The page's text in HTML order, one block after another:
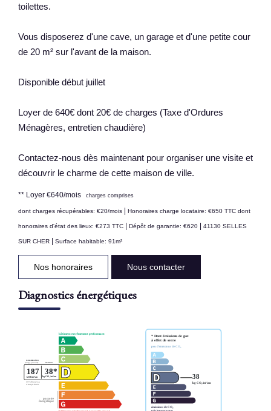
toilettes.
Vous disposerez d'une cave, un garage et d'une petite cour
de 20 m² sur l'avant de la maison.
Disponible début juillet
Loyer de 640€ dont 20€ de charges (Taxe d'Ordures
Ménagères, entretien chaudière)
Contactez-nous dès maintenant pour organiser une visite et
découvrir le charme de cette maison de ville.
** Loyer €640/mois charges comprises
dont charges récupérables: €20/mois | Honoraires charge locataire: €650 TTC dont
honoraires d'état des lieux: €273 TTC | Dépôt de garantie: €620 | 41130 SELLES
SUR CHER | Surface habitable: 91m²
Nos honoraires Nous contacter
Diagnostics énergétiques